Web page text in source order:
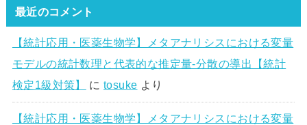
最近のコメント
【統計応用・医薬生物学】メタアナリシスにおける変量
モデルの統計数理と代表的な推定量-分散の導出【統計
検定1級対策】
にtosuke より
【統計応用・医薬生物学】メタアナリシスにおける変量